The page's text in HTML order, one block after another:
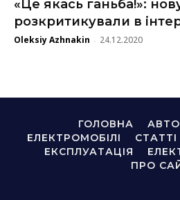
«Це якась ганьба!»:
розкритикували в
Oleksiy Azhnakin - 24.12.2020
ГОЛОВНА
ЕЛЕКТРОМОБІЛІ
СТАТТІ
ЕКСПЛУАТАЦІЯ
ПРО